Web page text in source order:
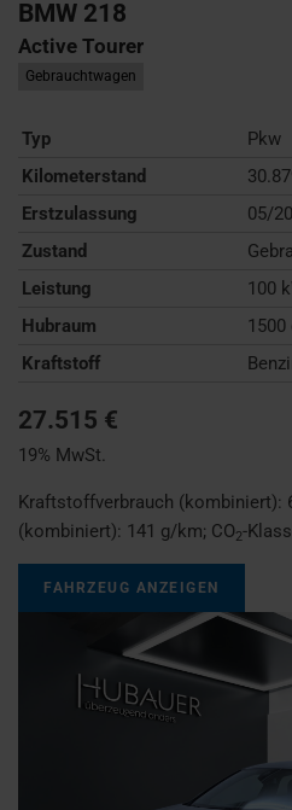
BMW 218
Active Tourer
Gebrauchtwagen
Typ
Pkw
Kilometerstand
Erstzulassung
05/
Zustand
Leistung
100
Hubraum
1500
Kraftstoff
27.515 €
19% MwSt.
Kraftstoffverbrauch (kombiniert):
(kombiniert): 141 g/km; CO2-
FAHRZEUG ANZEIGEN